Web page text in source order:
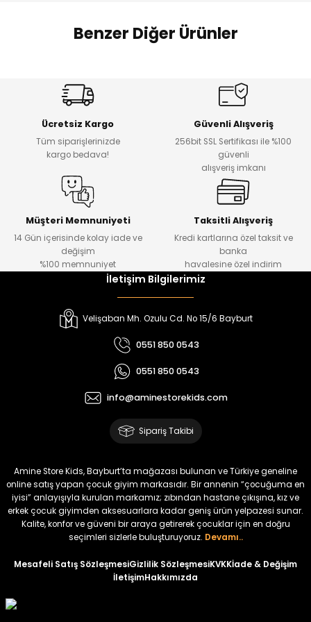
Benzer Diğer Ürünler
Dantelya Kız Çocuk Tişört
Puba Unisex Kot 3’lü Takım
Urban Kız Çocuk Süveterli Tunik Gömlek Navi Kız Çocuk Kot Pantolon
₺ 650
Melra Kız Çocuk Kot Pantolon
%22
Koren Kız Çocuk ve Bebek Tayt
₺ 250
Koren Kız Çocuk ve Bebek Tayt
₺ 320
₺ 250
Yeni
Koren Kız Çocuk ve Bebek Tayt
₺ 320
₺ 250
%22
Koren Kız Çocuk ve Bebek Tayt
₺ 250
%22
Noyel Kız Çocuk Baskılı Tayt
₺ 320
Ücretsiz Kargo
Tüm siparişlerinizde
kargo bedava!
Güvenli Alışveriş
256bit SSL Sertifikası ile %100
güvenli
alışveriş imkanı
Müşteri Memnuniyeti
14 Gün içerisinde kolay iade ve
değişim
%100 memnuniyet
Taksitli Alışveriş
Kredi kartlarına özel taksit ve
banka
havalesine özel indirim
İletişim Bilgilerimiz
Velişaban Mh. Ozulu Cd. No 15/6 Bayburt
0551 850 0543
0551 850 0543
info@aminestorekids.com
Sipariş Takibi
Amine Store Kids, Bayburt’ta mağazası bulunan ve Türkiye geneline
online satış yapan çocuk giyim markasıdır. Bir annenin “çocuğuma en
iyisi” anlayışıyla kurulan markamız; zıbından hastane çıkışına, kız ve
erkek çocuk giyimden aksesuarlara kadar geniş ürün yelpazesi sunar.
Kalite, konfor ve güveni bir araya getirerek çocuklar için en doğru
seçimleri sizlerle buluşturuyoruz. Devamı..
Mesafeli Satış SözleşmesiGizlilik SözleşmesiKVKKİade & Değişim
İletişimHakkımızda